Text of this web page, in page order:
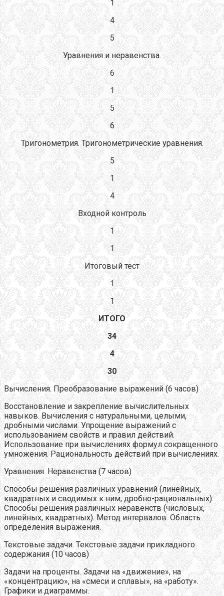
1
4
5
Уравнения и неравенства.
6
1
5
6
Тригонометрия. Тригонометрические уравнения.
5
1
4
Входной контроль
1
1
Итоговый тест
1
1
ИТОГО
34
4
30
Вычисления. Преобразование выражений (6 часов)
Восстановление и закрепление вычислительных
навыков. Вычисления с натуральными, целыми,
дробными числами. Упрощение выражений с
использованием свойств и правил действий.
Использование при вычислениях формул сокращенного
умножения. Рациональность действий при вычислениях.
Уравнения. Неравенства (7 часов)
Способы решения различных уравнений (линейных,
квадратных и сводимых к ним, дробно-рациональных).
Способы решения различных неравенств (числовых,
линейных, квадратных). Метод интервалов. Область
определения выражения.
Текстовые задачи. Текстовые задачи прикладного
содержания (10 часов)
Задачи на проценты. Задачи на «движение», на
«концентрацию», на «смеси и сплавы», на «работу».
Графики и диаграммы.